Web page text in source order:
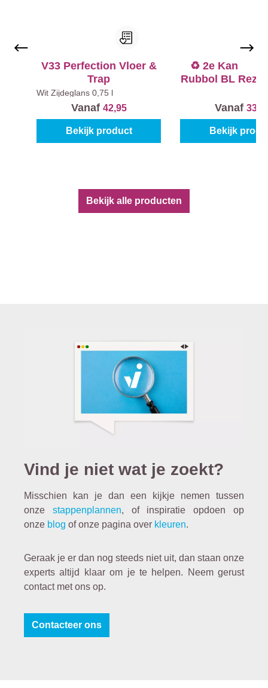
,
9
V33 Perfection Vloer &
Trap
Wit Zijdeglans 0,75 l
Vanaf 42,95
Bekijk product
♻️ 2e Kans -
Rubbol BL
Vanaf
Bekijk
Bekijk alle producten
Vind je niet wat je zoekt?
Misschien kan je dan een kijkje nemen tussen
onze stappenplannen, of inspiratie opdoen op
onze blog of onze pagina over kleuren.
Geraak je er dan nog steeds niet uit, dan staan onze
experts altijd klaar om je te helpen. Neem gerust
contact met ons op.
Contacteer ons